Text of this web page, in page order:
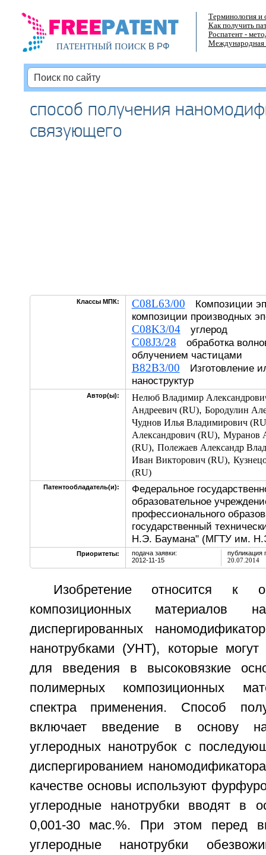
ПАТЕНТНЫЙ ПОИСКВ РФ
Терминология и
Как получить
Роспатент -
Международная
способ получения
связующего
Классы МПК: C08L63/00 Композиции
композиции производных
C08K3/04углерод
C08J3/28 обработка
облучением частицами
B82B3/00 Изготовление
наноструктур
Автор(ы):
Нелюб Владимир
Андреевич (RU), Бородулин
Чуднов Илья Владимирович
Александрович (RU), Муранов
(RU), Полежаев Александр
Иван Викторович (RU),
(RU)
Патентообладатель(и):
Федеральное
образовательное
профессионального
государственный
Н.Э. Баумана" (МГТУ им.
Приоритеты:
подача заявки:
2012-11-15
публикация
20.07.2014
Изобретение относится к
композиционных материалов
диспергированных
нанотрубками (УНТ), которые
для введения в высоковязкие
полимерных композиционных
спектра применения. Способ
включает введение в основу
углеродных нанотрубок с
диспергированием
качестве основы используют
углеродные нанотрубки вводят в
0,001-30 мас.%. При этом перед
углеродные нанотрубки